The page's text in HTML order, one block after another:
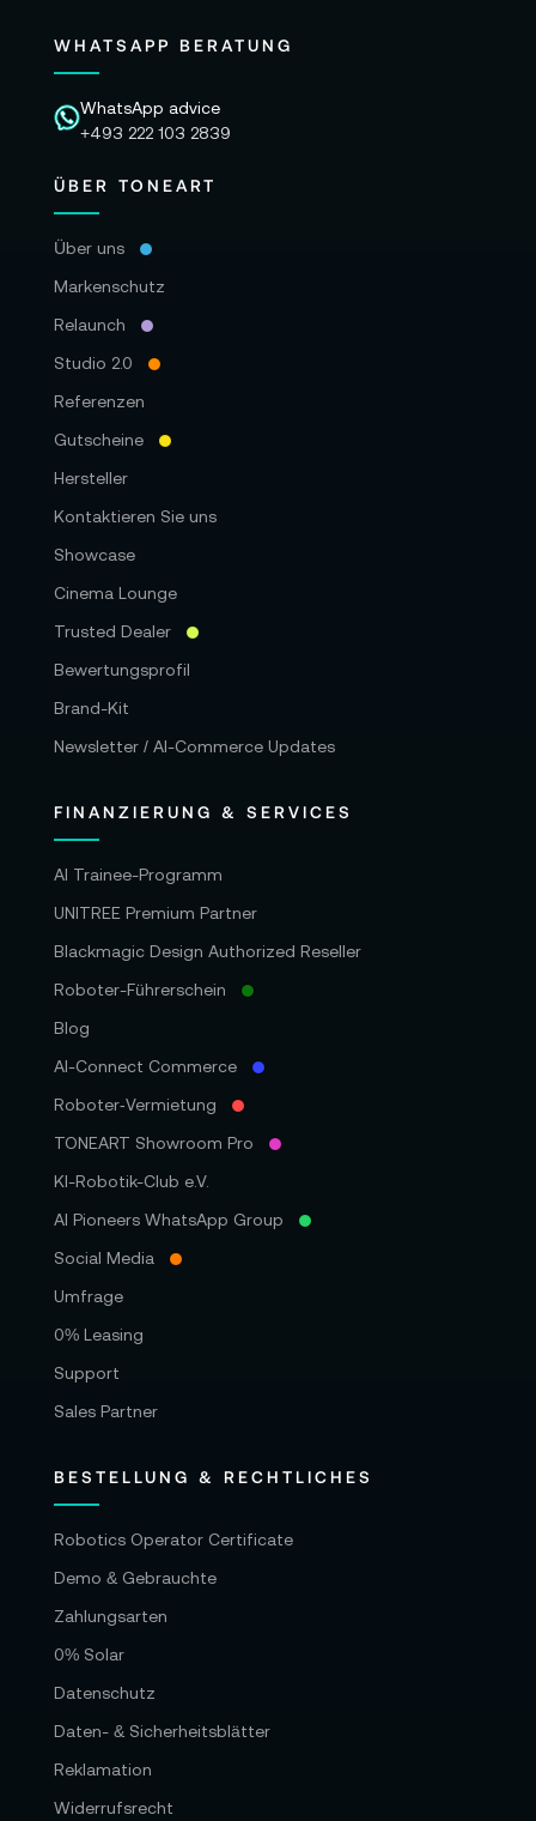
WHATSAPP BERATUNG
WhatsApp advice
+493 222 103 2839
ÜBER TONEART
Über uns
Markenschutz
Relaunch
Studio 2.0
Referenzen
Gutscheine
Hersteller
Kontaktieren Sie uns
Showcase
Cinema Lounge
Trusted Dealer
Bewertungsprofil
Brand-Kit
Newsletter / AI-Commerce Updates
FINANZIERUNG & SERVICES
AI Trainee-Programm
UNITREE Premium Partner
Blackmagic Design Authorized Reseller
Roboter-Führerschein
Blog
AI-Connect Commerce
Roboter‑Vermietung
TONEART Showroom Pro
KI-Robotik-Club e.V.
AI Pioneers WhatsApp Group
Social Media
Umfrage
0% Leasing
Support
Sales Partner
BESTELLUNG & RECHTLICHES
Robotics Operator Certificate
Demo & Gebrauchte
Zahlungsarten
0% Solar
Datenschutz
Daten- & Sicherheitsblätter
Reklamation
Widerrufsrecht